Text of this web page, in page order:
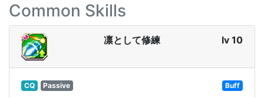
Common Skills
凛として修練 lv 10
CQ Passive Buff